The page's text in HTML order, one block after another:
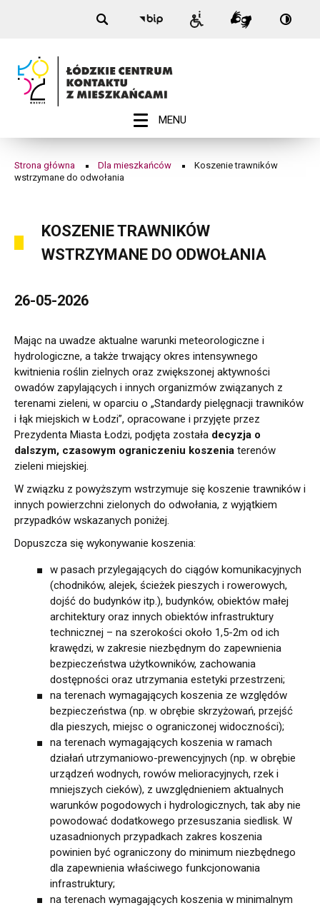
trawników
wstrzymane
do
Łódzkie
Kontaktu
Nagłówek
-
Łódź
główne
ROZWIŃ
MENU
Ścieżka
Strona główna Dla mieszkańców
Koszenie trawników
wstrzymane do odwołania
KOSZENIE TRAWNIKÓW
WSTRZYMANE DO ODWOŁANIA
26-05-2026
Mając na uwadze aktualne warunki meteorologiczne i
hydrologiczne, a także trwający okres intensywnego
kwitnienia roślin zielnych oraz zwiększonej aktywności
owadów zapylających i innych organizmów związanych z
terenami zieleni, w oparciu o „Standardy pielęgnacji trawników
i łąk miejskich w Łodzi”, opracowane i przyjęte przez
Prezydenta Miasta Łodzi, podjęta została decyzja o
dalszym, czasowym ograniczeniu koszenia terenów
zieleni miejskiej.
W związku z powyższym wstrzymuje się koszenie trawników i
innych powierzchni zielonych do odwołania, z wyjątkiem
przypadków wskazanych poniżej.
Dopuszcza się wykonywanie koszenia:
w pasach przylegających do ciągów komunikacyjnych
(chodników, alejek, ścieżek pieszych i rowerowych,
dojść do budynków itp.), budynków, obiektów małej
architektury oraz innych obiektów infrastruktury
technicznej – na szerokości około 1,5-2m od ich
krawędzi, w zakresie niezbędnym do zapewnienia
bezpieczeństwa użytkowników, zachowania
dostępności oraz utrzymania estetyki przestrzeni;
na terenach wymagających koszenia ze względów
bezpieczeństwa (np. w obrębie skrzyżowań, przejść
dla pieszych, miejsc o ograniczonej widoczności);
na terenach wymagających koszenia w ramach
działań utrzymaniowo-prewencyjnych (np. w obrębie
urządzeń wodnych, rowów melioracyjnych, rzek i
mniejszych cieków), z uwzględnieniem aktualnych
warunków pogodowych i hydrologicznych, tak aby nie
powodować dodatkowego przesuszania siedlisk. W
uzasadnionych przypadkach zakres koszenia
powinien być ograniczony do minimum niezbędnego
dla zapewnienia właściwego funkcjonowania
infrastruktury;
na terenach wymagających koszenia w minimalnym